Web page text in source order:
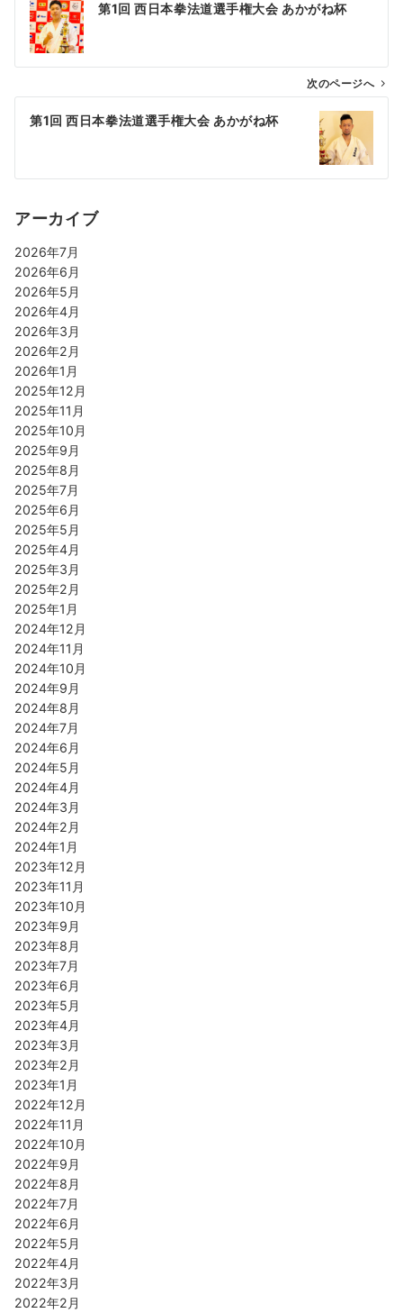
第1回 西日本拳法道選手権大会 あかがね杯
次のページへ
第1回 西日本拳法道選手権大会 あかがね杯
アーカイブ
2026年7月
2026年6月
2026年5月
2026年4月
2026年3月
2026年2月
2026年1月
2025年12月
2025年11月
2025年10月
2025年9月
2025年8月
2025年7月
2025年6月
2025年5月
2025年4月
2025年3月
2025年2月
2025年1月
2024年12月
2024年11月
2024年10月
2024年9月
2024年8月
2024年7月
2024年6月
2024年5月
2024年4月
2024年3月
2024年2月
2024年1月
2023年12月
2023年11月
2023年10月
2023年9月
2023年8月
2023年7月
2023年6月
2023年5月
2023年4月
2023年3月
2023年2月
2023年1月
2022年12月
2022年11月
2022年10月
2022年9月
2022年8月
2022年7月
2022年6月
2022年5月
2022年4月
2022年3月
2022年2月